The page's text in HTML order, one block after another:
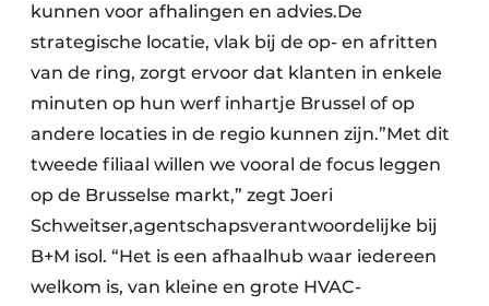
kunnen voor afhalingen en advies.De
strategische locatie, vlak bij de op- en afritten
van de ring, zorgt ervoor dat klanten in enkele
minuten op hun werf inhartje Brussel of op
andere locaties in de regio kunnen zijn.”Met dit
tweede filiaal willen we vooral de focus leggen
op de Brusselse markt,” zegt Joeri
Schweitser,agentschapsverantwoordelijke bij
B+M isol. “Het is een afhaalhub waar iedereen
welkom is, van kleine en grote HVAC-